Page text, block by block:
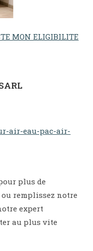
MON ELIGIBILITE
air-eau-pac-air-
plus de
remplissez notre
expert
au plus vite